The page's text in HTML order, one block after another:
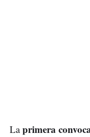
Laprimera